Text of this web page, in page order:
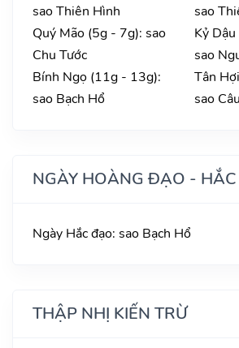
sao Thiên Hình
Quý Mão (5g - 7g): sao
Chu Tước
Bính Ngọ (11g - 13g):
sao Bạch Hổ
sao
Kỷ
sao
Tân
sao
NGÀY HOÀNG ĐẠO -
Ngày Hắc đạo: sao Bạch Hổ
THẬP NHỊ KIẾN TRỪ